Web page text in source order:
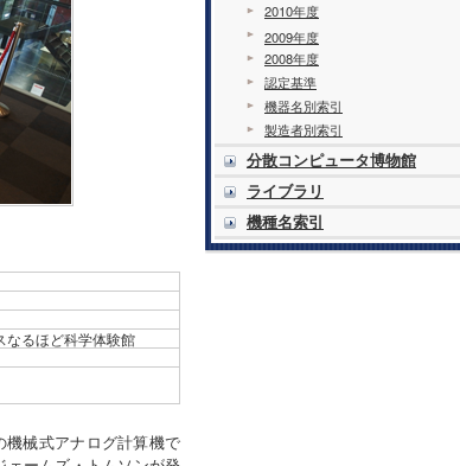
るほど科学体験館
械式アナログ計算機で
2010年度
2009年度
2008年度
認定基準
機器名別索引
製造者別索引
分散コンピュータ博物館
ライブラリ
機種名索引